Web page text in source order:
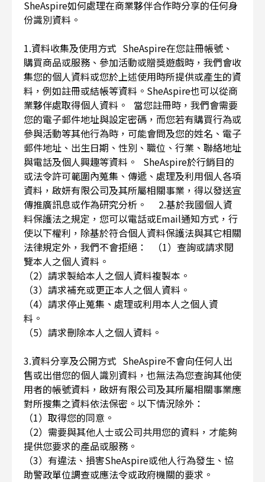
SheAspire如何處理在商業夥伴合作時分享的任何身
份識別資料。
1.資料收集及使用方式 SheAspire在您註冊帳號、
購買商品或服務、參加活動或贈獎遊戲時，我們會收
集您的個人資料或您於上述使用時所提供或產生的資
料，例如註冊或結帳等資料。SheAspire也可以從商
業夥伴處取得個人資料。 當您註冊時，我們會需要
您的電子郵件地址與設定密碼，而您若有購買行為或
參與活動等其他行為時，可能會問及您的姓名、電子
郵件地址、出生日期、性別、職位、行業、聯絡地址
與電話及個人興趣等資料。 SheAspire於行銷目的
或法令許可範圍內蒐集、傳遞、處理及利用個人各項
資料，啟妍有限公司及其所屬相關事業，得以發送宣
傳推廣訊息或作為研究分析。 2.基於我國個人資
料保護法之規定，您可以電話或Email通知方式，行
使以下權利，除基於符合個人資料保護法與其它相關
法律規定外，我們不會拒絕： （1）查詢或請求閱
覽本人之個人資料。
（2）請求製給本人之個人資料複製本。
（3）請求補充或更正本人之個人資料。
（4）請求停止蒐集、處理或利用本人之個人資
料。
（5）請求刪除本人之個人資料。
3.資料分享及公開方式 SheAspire不會向任何人出
售或出借您的個人識別資料，也無法為您查詢其他使
用者的帳號資料，啟妍有限公司及其所屬相關事業應
對所搜集之資料依法保密。以下情況除外：
（1）取得您的同意。
（2）需要與其他人士或公司共用您的資料，才能夠
提供您要求的產品或服務。
（3）有違法、損害SheAspire或他人行為發生、協
助警政單位調查或應法令或政府機關的要求。